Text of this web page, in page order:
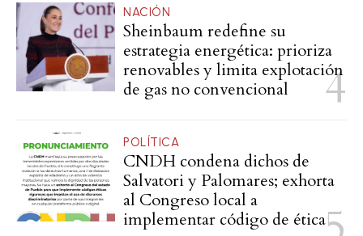
NACIÓN
Sheinbaum redefine su
estrategia energética: prioriza
renovables y limita explotación
de gas no convencional
POLÍTICA
CNDH condena dichos de
Salvatori y Palomares; exhorta
al Congreso local a
implementar código de ética